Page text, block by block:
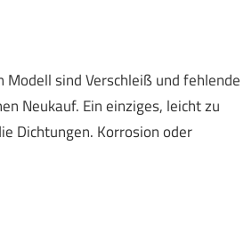
sind Verschleiß und fehlende
Neukauf. Ein einziges, leicht zu
Dichtungen. Korrosion oder